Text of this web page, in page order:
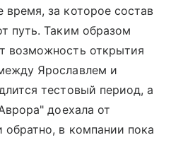
за которое состав
путь. Таким образом
возможность открытия
Ярославлем и
тестовый период, а
доехала от
в компании пока